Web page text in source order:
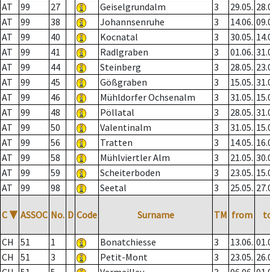
AT
99 27 Geiselgrundalm 3 29.05.
AT
99 38 Johannsenruhe 3 14.06.
AT
99 40 Kocnatal 3 30.05.
AT
99 41 Radlgraben 3 01.06.
AT
99 44 Steinberg 3 28.05.
AT
99 45 Gößgraben 3 15.05.
AT
99 46 Mühldorfer Ochsenalm 3 31.05.
AT
99 48 Pöllatal 3 28.05.
AT
99 50 Valentinalm 3 31.05.
AT
99 56 Tratten 3 14.05.
AT
99 58 Mühlviertler Alm 3 21.05.
AT
99 59 Scheiterboden 3 23.05.
AT
99 98 Seetal 3 25.05.
C ▼ ASSOC No. D Code Surname TM from
CH 51 1 Bonatchiesse 3 13.06.
CH
51 3 Petit-Mont 3 23.05.